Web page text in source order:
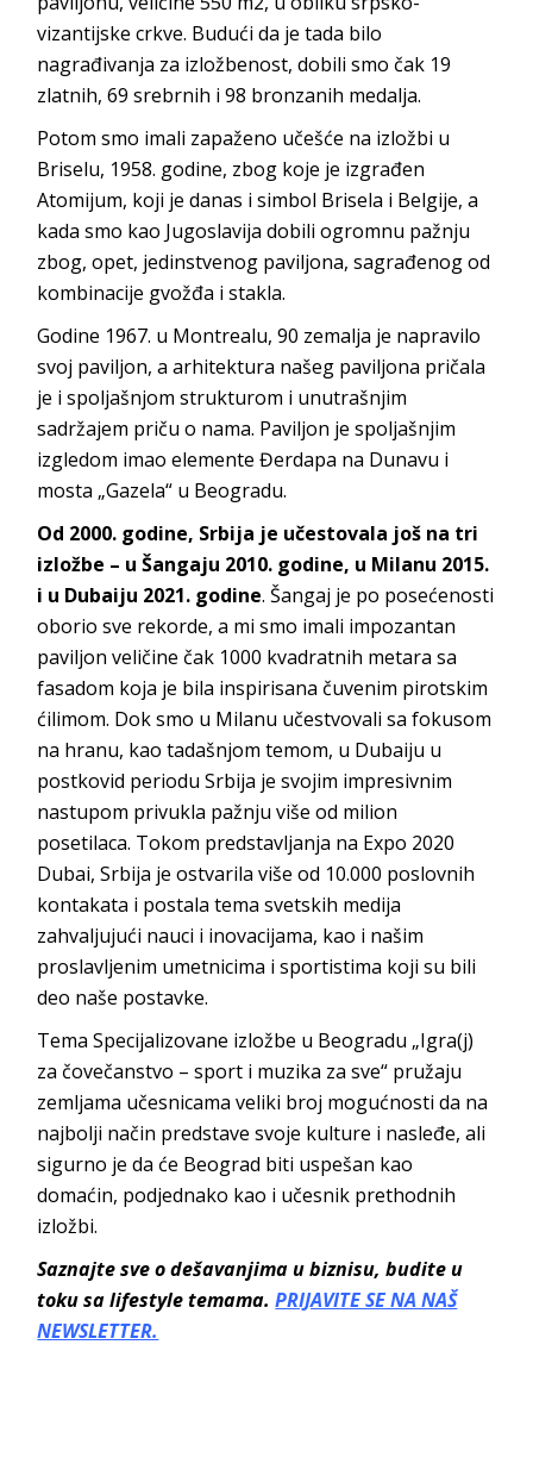
vizantijske crkve. Budući da je tada bilo
nagrađivanja za izložbenost, dobili smo čak 19
zlatnih, 69 srebrnih i 98 bronzanih medalja.
Potom smo imali zapaženo učešće na izložbi u
Briselu, 1958. godine, zbog koje je izgrađen
Atomijum, koji je danas i simbol Brisela i Belgije, a
kada smo kao Jugoslavija dobili ogromnu pažnju
zbog, opet, jedinstvenog paviljona, sagrađenog od
kombinacije gvožđa i stakla.
Godine 1967. u Montrealu, 90 zemalja je napravilo
svoj paviljon, a arhitektura našeg paviljona pričala
je i spoljašnjom strukturom i unutrašnjim
sadržajem priču o nama. Paviljon je spoljašnjim
izgledom imao elemente Đerdapa na Dunavu i
mosta „Gazela“ u Beogradu.
Od 2000. godine, Srbija je učestovala još na tri
izložbe – u Šangaju 2010. godine, u Milanu 2015.
i u Dubaiju 2021. godine. Šangaj je po posećenosti
oborio sve rekorde, a mi smo imali impozantan
paviljon veličine čak 1000 kvadratnih metara sa
fasadom koja je bila inspirisana čuvenim pirotskim
ćilimom. Dok smo u Milanu učestvovali sa fokusom
na hranu, kao tadašnjom temom, u Dubaiju u
postkovid periodu Srbija je svojim impresivnim
nastupom privukla pažnju više od milion
posetilaca. Tokom predstavljanja na Expo 2020
Dubai, Srbija je ostvarila više od 10.000 poslovnih
kontakata i postala tema svetskih medija
zahvaljujući nauci i inovacijama, kao i našim
proslavljenim umetnicima i sportistima koji su bili
deo naše postavke.
Tema Specijalizovane izložbe u Beogradu „Igra(j)
za čovečanstvo – sport i muzika za sve“ pružaju
zemljama učesnicama veliki broj mogućnosti da na
najbolji način predstave svoje kulture i nasleđe, ali
sigurno je da će Beograd biti uspešan kao
domaćin, podjednako kao i učesnik prethodnih
izložbi.
Saznajte sve o dešavanjima u biznisu, budite u
toku sa lifestyle temama.PRIJAVITE SE NA NAŠ
NEWSLETTER.